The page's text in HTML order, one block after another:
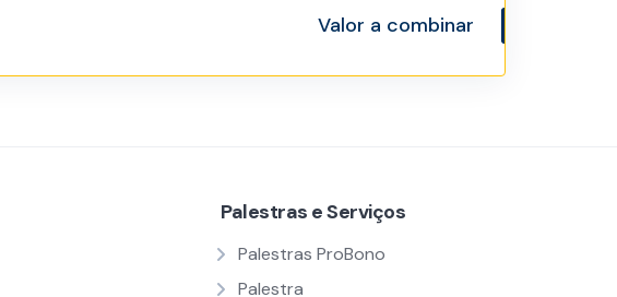
Valor a combinar
Palestras e Serviços
Palestras ProBono
Palestra